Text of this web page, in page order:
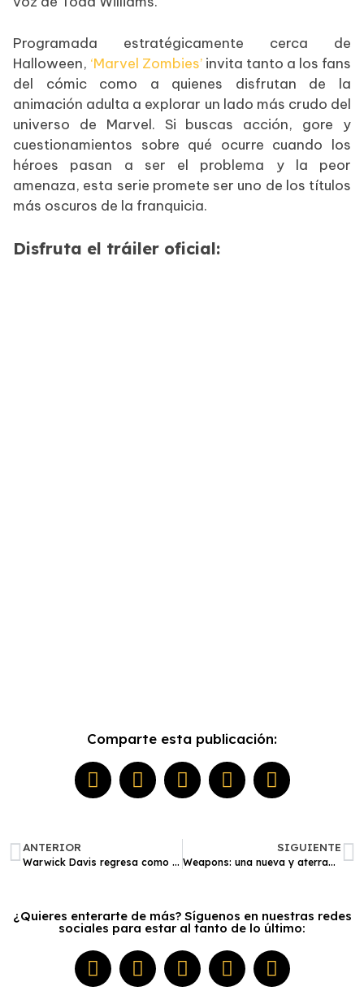
Programada estratégicamente cerca de
Halloween, ‘Marvel Zombies’ invita tanto a los fans
del cómic como a quienes disfrutan de la
animación adulta a explorar un lado más crudo del
universo de Marvel. Si buscas acción, gore y
cuestionamientos sobre qué ocurre cuando los
héroes pasan a ser el problema y la peor
amenaza, esta serie promete ser uno de los títulos
más oscuros de la franquicia.
Disfruta el tráiler oficial:
Comparte esta publicación:
ANTERIOR
Warwick Davis regresa como el Profesor Flitwick en la serie de ‘Harry Potter’ de HBO
SIGUIENTE
Weapons: una nueva y aterradora propuesta brillante de horror
¿Quieres enterarte de más? Síguenos en nuestras redes
sociales para estar al tanto de lo último: